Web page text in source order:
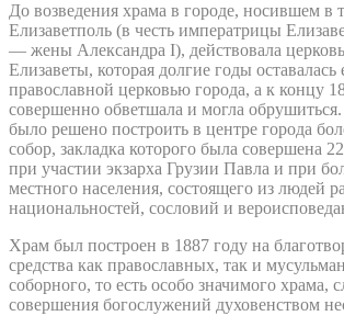
До возведения храма в городе, носившем в
Елизаветполь (в честь императрицы
— жены Александра I), действовала
Елизаветы, которая долгие годы
православной церковью города, а к концу
совершенно обветшала и могла
было решено построить в центре города
собор, закладка которого была совершена
при участии экзарха Грузии Павла и при
местного населения, состоящего из людей
национальностей, сословий и
Храм был построен в 1887 году на
средства как православных, так и
соборного, то есть особо значимого храма,
совершения богослужений духовенством